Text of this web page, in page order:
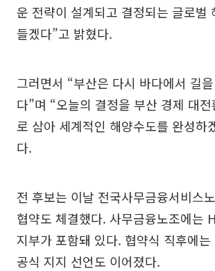
운 전략이 설계되고 결정되는 글로벌
들겠다”고 밝혔다.
그러면서 “부산은 다시 바다에서 길
다”며 “오늘의 결정을 부산 경제 대
로 삼아 세계적인 해양수도를 완성하
다.
전 후보는 이날 전국사무금융서비스
협약도 체결했다. 사무금융노조에는
지부가 포함돼 있다. 협약식 직후에
공식 지지 선언도 이어졌다.